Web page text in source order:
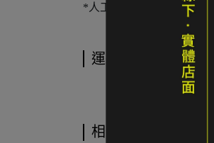
*人工測量含 ±2 cm 誤差值
運送方式
相關商品